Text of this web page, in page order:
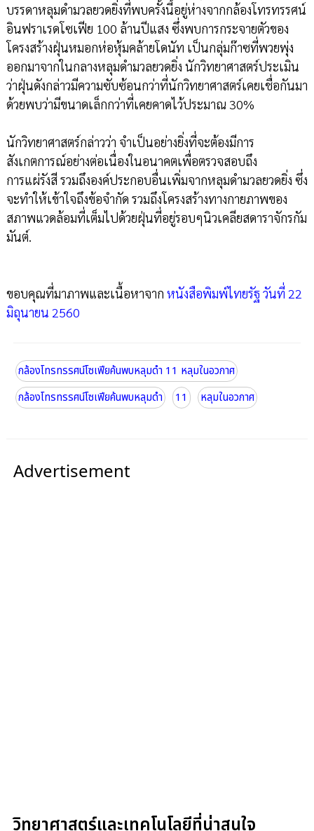
บรรดาหลุมดำมวลยวดยิ่งที่พบครั้งนี้อยู่ห่างจากกล้องโทรทรรศน์
อินฟราเรดโซเฟีย 100 ล้านปีแสง ซึ่งพบการกระจายตัวของ
โครงสร้างฝุ่นหมอกห่อหุ้มคล้ายโดนัท เป็นกลุ่มก๊าซที่พวยพุ่ง
ออกมาจากในกลางหลุมดำมวลยวดยิ่ง นักวิทยาศาสตร์ประเมิน
ว่าฝุ่นดังกล่าวมีความซับซ้อนกว่าที่นักวิทยาศาสตร์เคยเชื่อกันมา
ด้วยพบว่ามีขนาดเล็กกว่าที่เคยคาดไว้ประมาณ 30%
นักวิทยาศาสตร์กล่าวว่า จำเป็นอย่างยิ่งที่จะต้องมีการ
สังเกตการณ์อย่างต่อเนื่องในอนาคตเพื่อตรวจสอบถึง
การแผ่รังสี รวมถึงองค์ประกอบอื่นเพิ่มจากหลุมดำมวลยวดยิ่ง ซึ่ง
จะทำให้เข้าใจถึงข้อจำกัด รวมถึงโครงสร้างทางกายภาพของ
สภาพแวดล้อมที่เต็มไปด้วยฝุ่นที่อยู่รอบๆนิวเคลียสดาราจักรกัม
มันต์.
ขอบคุณที่มาภาพและเนื้อหาจาก หนังสือพิมพ์ไทยรัฐ วันที่ 22
มิถุนายน 2560
กล้องโทรทรรศน์โซเฟียค้นพบหลุมดำ 11 หลุมในอวกาศ
กล้องโทรทรรศน์โซเฟียค้นพบหลุมดำ
11 หลุมในอวกาศ
Advertisement
วิทยาศาสตร์และเทคโนโลยีที่น่าสนใจ